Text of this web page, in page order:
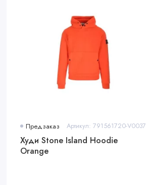
Предзаказ Артикул: 791561720-V0037
Худи Stone Island Hoodie
Orange